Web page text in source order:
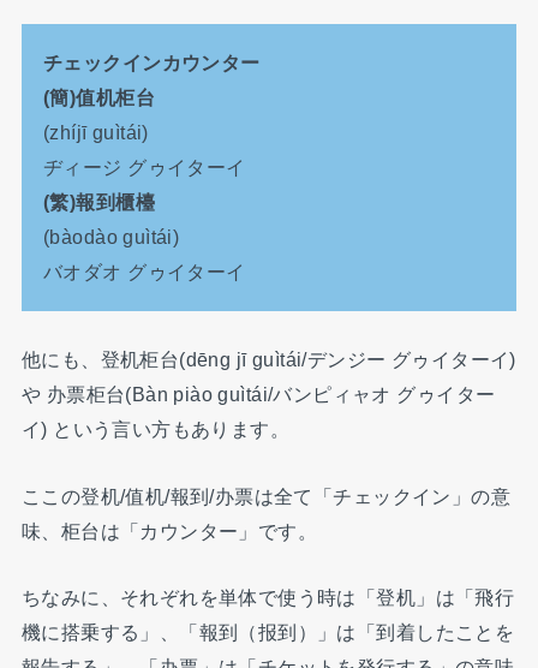
チェックインカウンター
(簡)值机柜台
(zhíjī guìtái)
ヂィージ グゥイターイ
(繁)報到櫃檯
(bàodào guìtái)
バオダオ グゥイターイ
他にも、登机柜台(dēng jī guìtái/デンジー グゥイターイ)
や 办票柜台(Bàn piào guìtái/バンピィャオ グゥイター
イ) という言い方もあります。
ここの登机/值机/報到/办票は全て「チェックイン」の意
味、柜台は「カウンター」です。
ちなみに、それぞれを単体で使う時は「登机」は「飛行
機に搭乗する」、「報到（报到）」は「到着したことを